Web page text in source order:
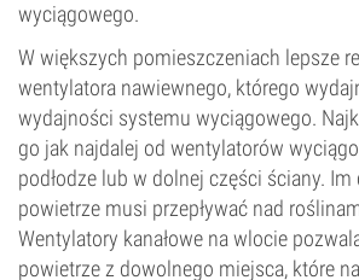
wyciągowego.
W większych pomieszczeniach lepsze
wentylatora nawiewnego, którego
wydajności systemu wyciągowego.
go jak najdalej od wentylatorów
podłodze lub w dolnej części ściany. Im
powietrze musi przepływać nad
Wentylatory kanałowe na wlocie
powietrze z dowolnego miejsca, które